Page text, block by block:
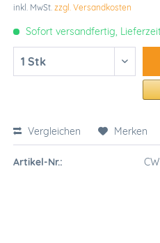
inkl. MwSt.zzgl. Versandkosten
Sofort versandfertig,
Vergleichen Merken
Artikel-Nr.: